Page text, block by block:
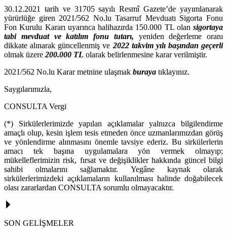
30.12.2021 tarih ve 31705 sayılı Resmî Gazete’de yayımlanarak
yürürlüğe giren 2021/562 No.lu Tasarruf Mevduatı Sigorta Fonu
Fon Kurulu Kararı uyarınca halihazırda 150.000 TL olan sigortaya
tabi mevduat ve katılım fonu tutarı, yeniden değerleme oranı
dikkate alınarak güncellenmiş ve 2022 takvim yılı başından geçerli
olmak üzere 200.000 TL olarak belirlenmesine karar verilmiştir.
2021/562 No.lu Karar metnine ulaşmak buraya tıklayınız.
Saygılarımızla,
CONSULTA Vergi
(*) Sirkülerlerimizde yapılan açıklamalar yalnızca bilgilendirme
amaçlı olup, kesin işlem tesis etmeden önce uzmanlarımızdan görüş
ve yönlendirme alınmasını önemle tavsiye ederiz. Bu sirkülerlerin
amacı tek başına uygulamalara yön vermek olmayıp;
mükelleflerimizin risk, fırsat ve değişiklikler hakkında güncel bilgi
sahibi olmalarını sağlamaktır. Yegâne kaynak olarak
sirkülerlerimizdeki açıklamaların kullanılması halinde doğabilecek
olası zararlardan CONSULTA sorumlu olmayacaktır.
SON GELİŞMELER